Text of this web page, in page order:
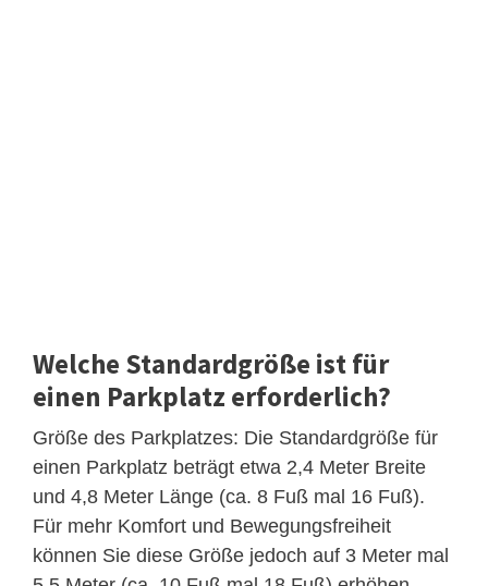
Welche Standardgröße ist für
einen Parkplatz erforderlich?
Größe des Parkplatzes: Die Standardgröße für
einen Parkplatz beträgt etwa 2,4 Meter Breite
und 4,8 Meter Länge (ca. 8 Fuß mal 16 Fuß).
Für mehr Komfort und Bewegungsfreiheit
können Sie diese Größe jedoch auf 3 Meter mal